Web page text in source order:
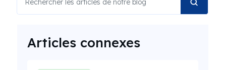
Articles connexes